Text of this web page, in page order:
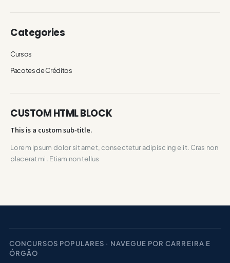
Categories
Cursos
Pacotes de Créditos
CUSTOM HTML BLOCK
This is a custom sub-title.
Lorem ipsum dolor sit amet, consectetur adipiscing elit. Cras non
placerat mi. Etiam non tellus
CONCURSOS POPULARES · NAVEGUE POR CARREIRA E
ÓRGÃO